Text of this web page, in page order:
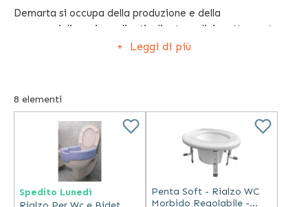
Demarta si occupa della produzione e della
commercializzazione di articoli ortopedici e attrezzature
sanitarie in tutto il mondo. Questa azienda è specializzata
Demarta include inoltre prodotti utili in casa per anziani e
disabili, come ad esempio imbracature speciali alzamalati
e sollevatori.
Leggi di più
8 elementi
Spedito Lunedì
Penta Soft - Rialzo WC
Morbido Regolabile -